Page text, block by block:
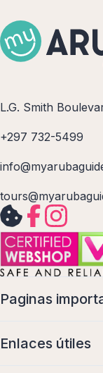
L.G. Smith
+297 732-5499
Paginas
Enlaces útiles